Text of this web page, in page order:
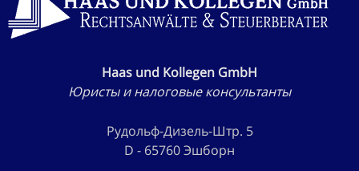
Haas und Kollegen GmbH
Юристы и налоговые консультанты
Рудольф-Дизель-Штр. 5
D - 65760 Эшборн